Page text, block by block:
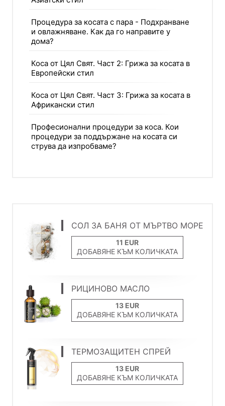
Процедура за косата с пара - Подхранване
и овлажняване. Как да го направите у
дома?
Коса от Цял Свят. Част 2: Грижа за косата в
Европейски стил
Коса от Цял Свят. Част 3: Грижа за косата в
Африкански стил
Професионални процедури за коса. Кои
процедури за поддържане на косата си
струва да изпробваме?
СОЛ ЗА БАНЯ ОТ МЪРТВО МОРЕ
ДОБАВЯНЕ КЪМ КОЛИЧКАТА
РИЦИНОВО МАСЛО
ДОБАВЯНЕ КЪМ КОЛИЧКАТА
ТЕРМОЗАЩИТЕН СПРЕЙ
ДОБАВЯНЕ КЪМ КОЛИЧКАТА